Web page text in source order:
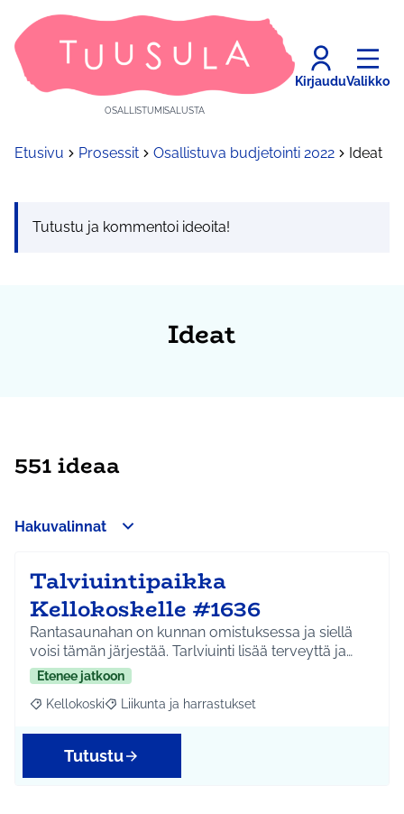
OSALLISTUMISALUSTA
KirjauduValikko
Etusivu Prosessit Osallistuva budjetointi 2022 Ideat
Tutustu ja kommentoi ideoita!
Ideat
551 ideaa
Hakuvalinnat
Talviuintipaikka
Kellokoskelle #1636
Rantasaunahan on kunnan omistuksessa ja siellä
voisi tämän järjestää. Tarlviuinti lisää terveyttä ja…
Etenee jatkoon
Rajaa tulokset aihepiirin mukaan: Kellokoski
Kellokoski Rajaa tulokset teeman mukaan: Liikunta ja
Liikunta ja harrastukset
Tutustu